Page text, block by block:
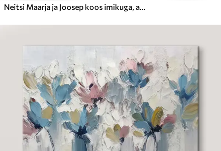
Neitsi Maarja ja Joosep koos imikuga, akvarellistiilis